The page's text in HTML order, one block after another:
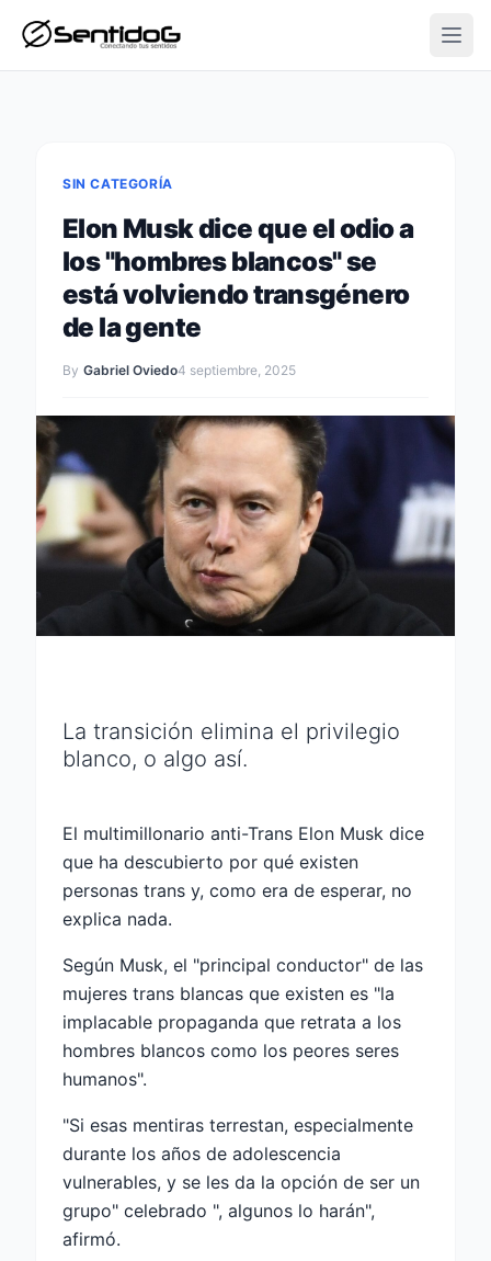
SIN CATEGORÍA
Elon Musk dice que el odio a
los "hombres blancos" se
está volviendo transgénero
de la gente
By Gabriel Oviedo4 septiembre, 2025
La transición elimina el privilegio
blanco, o algo así.
El multimillonario anti-Trans Elon Musk dice
que ha descubierto por qué existen
personas trans y, como era de esperar, no
explica nada.
Según Musk, el "principal conductor" de las
mujeres trans blancas que existen es "la
implacable propaganda que retrata a los
hombres blancos como los peores seres
humanos".
"Si esas mentiras terrestan, especialmente
durante los años de adolescencia
vulnerables, y se les da la opción de ser un
grupo" celebrado ", algunos lo harán",
afirmó.